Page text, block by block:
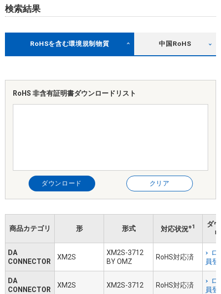
検索結果
RoHSを含む環境規制物質 中国RoHS
RoHS 非含有証明書ダウンロードリスト
ダウンロード クリア
商品カテゴリ 形 形式 対応状況※1
ダ
DA
CONNECTOR
XM2S
XM2S-3712
BY OMZ
RoHS対応済
ロ
員登
DA
CONNECTOR
XM2S XM2S-3712 RoHS対応済
ロ
員登